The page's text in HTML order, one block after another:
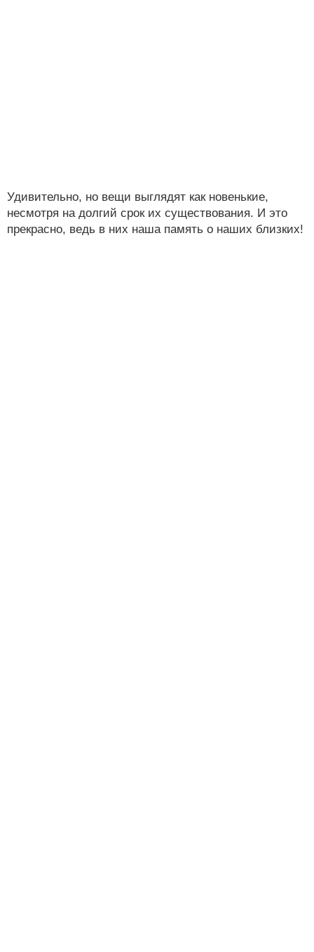
Удивительно, но вещи выглядят как новенькие,
несмотря на долгий срок их существования. И это
прекрасно, ведь в них наша память о наших близких!